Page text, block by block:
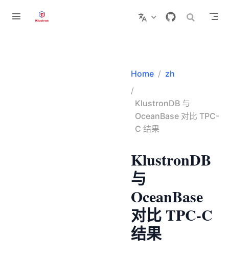
Home zh
KlustronDB 与
OceanBase 对比 TPC-
C 结果
KlustronDB
与
OceanBase
对比 TPC-C
结果